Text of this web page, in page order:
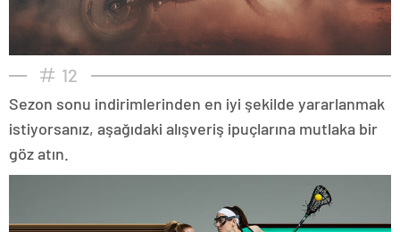
12
Sezon sonu indirimlerinden en iyi şekilde yararlanmak
istiyorsanız, aşağıdaki alışveriş ipuçlarına mutlaka bir
göz atın.